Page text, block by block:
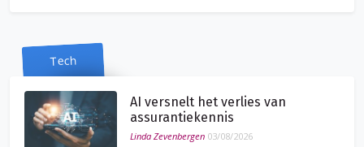
Tech
AI versnelt het verlies van
assurantiekennis
Linda Zevenbergen 03/08/2026